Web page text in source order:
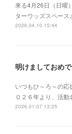
来る4月26日（日曜
ターウッズスペース
2026.04.10 15:44
明けましておめ
いつもひ～ろ～の応
０２６年より、活
2026.01.07 13:25